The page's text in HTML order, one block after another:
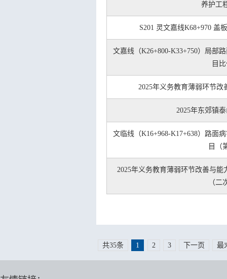
养护工
S201 灵文嘉线K68+970 盖
文嘉线（K26+800-K33+750）局部
目
2025年义务教育薄弱环节
2025年东郊镇
文临线（K16+968-K17+638）路面
目（
2025年义务教育薄弱环节改善与
（二
共35条 1 2 3 下一页 最